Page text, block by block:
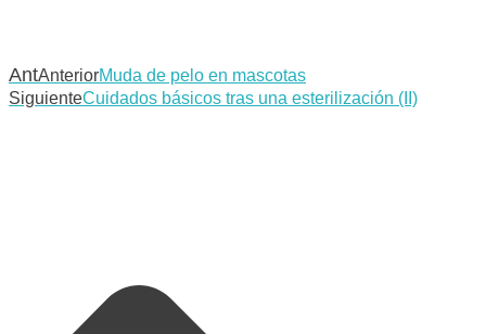
AntAnteriorMuda de pelo en mascotas
SiguienteCuidados básicos tras una esterilización (II)